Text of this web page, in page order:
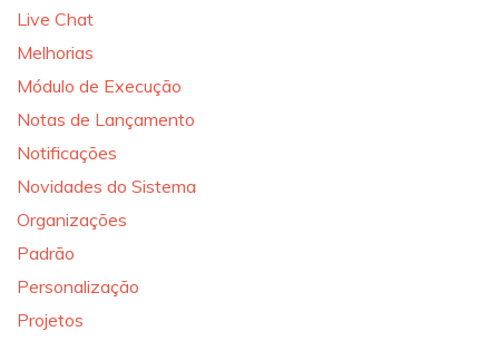
Live Chat
Melhorias
Módulo de Execução
Notas de Lançamento
Notificações
Novidades do Sistema
Organizações
Padrão
Personalização
Projetos